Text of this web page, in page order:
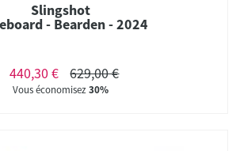
Slingshot
- Bearden - 2024
440,30 € 629,00 €
Vous économisez30%